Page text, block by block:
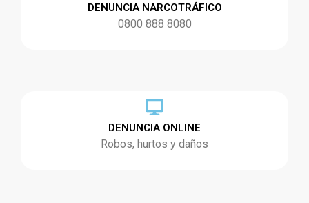
DENUNCIA NARCOTRÁFICO
0800 888 8080
DENUNCIA ONLINE
Robos, hurtos y daños